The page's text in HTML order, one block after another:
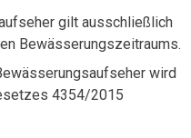
gilt ausschließlich
Bewässerungszeitraums.
wird
4354/2015